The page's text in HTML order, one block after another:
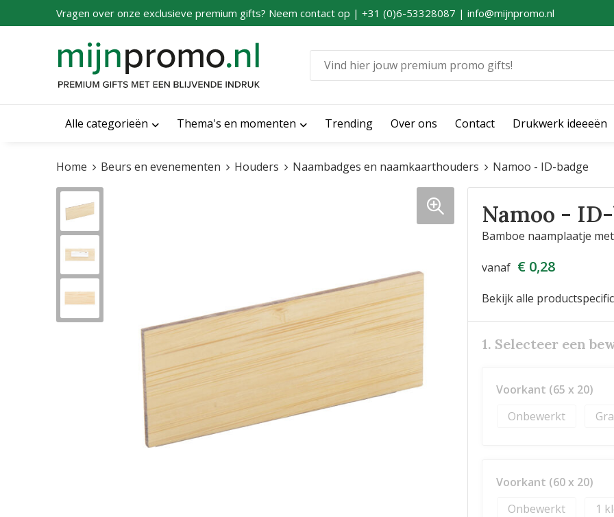
Vragen over onze exclusieve premium gifts? Neem contact op | +31 (0)6-53328087 | info@mijnpromo.nl
Alle categorieën Thema's en momenten Trending Over ons Contact Drukwerk ideeeën
Home Beurs en evenementen Houders Naambadges en naamkaarthouders Namoo - ID-badge
Namoo -
Bamboe naamplaatje
vanaf € 0,28
Bekijk alle
1. Selecteer een
Voorkant (65 x 20)
Onbewerkt
Voorkant (60 x 20)
Onbewerkt
1